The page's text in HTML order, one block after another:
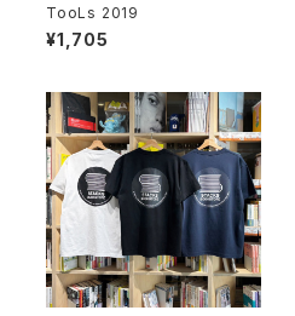
TooLs 2019
¥1,705